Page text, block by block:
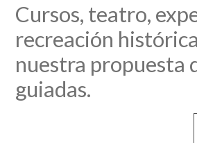
Cursos, teatro,
recreación
nuestra propuesta
guiadas.